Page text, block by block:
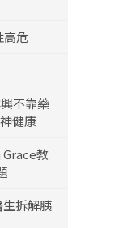
高危
不靠藥
健康
Grace教
拆解胰